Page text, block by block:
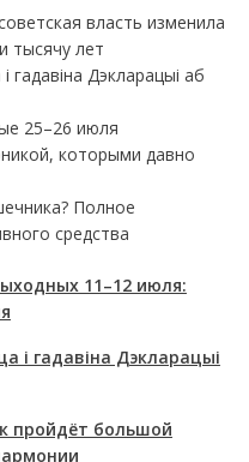
власть изменила
тысячу лет
Дэкларацыі аб
25–26 июля
которыми давно
Полное
средства
11–12 июля:
і гадавіна Дэкларацыі
пройдёт большой